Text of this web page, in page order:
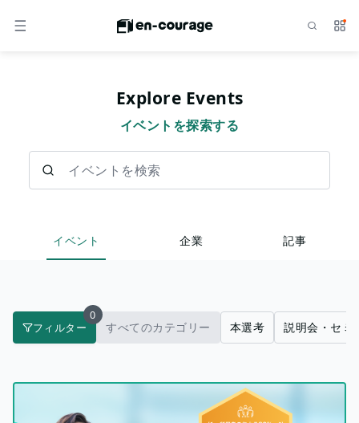
メニュー サ
Explore Events
イベントを探索する
イベント 企業 記事
フィルター
0
すべてのカテゴリー 本選考 説明会・セミ